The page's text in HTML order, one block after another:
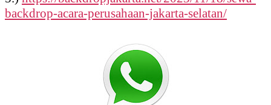
backdrop-acara-perusahaan-jakarta-selatan/